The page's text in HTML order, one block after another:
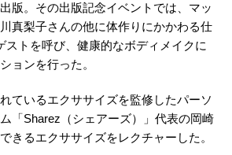
版。その出版記念イベントでは、マッ
真梨子さんの他に体作りにかかわる仕
ストを呼び、健康的なボディメイクに
ョンを行った。
ているエクササイズを監修したパーソ
「Sharez（シェアーズ）」代表の岡崎
きるエクササイズをレクチャーした。